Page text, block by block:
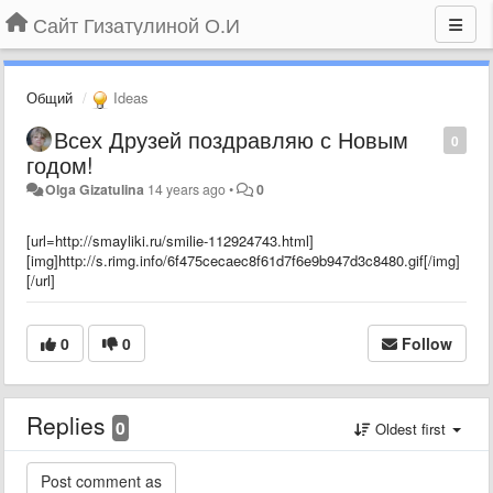
Сайт Гизатулиной О.И
Общий Ideas
0
Всех Друзей поздравляю с Новым
годом!
Olga Gizatulina 14 years ago• 0
[url=http://smayliki.ru/smilie-112924743.html]
[img]http://s.rimg.info/6f475cecaec8f61d7f6e9b947d3c8480.gif[/img]
[/url]
0 0 Follow
Replies 0 Oldest first